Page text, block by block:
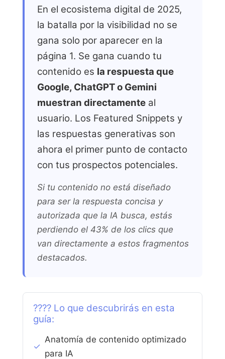
En el ecosistema digital de 2025,
la batalla por la visibilidad no se
gana solo por aparecer en la
página 1. Se gana cuando tu
contenido es la respuesta que
Google, ChatGPT o Gemini
muestran directamente al
usuario. Los Featured Snippets y
las respuestas generativas son
ahora el primer punto de contacto
con tus prospectos potenciales.
Si tu contenido no está diseñado
para ser la respuesta concisa y
autorizada que la IA busca, estás
perdiendo el 43% de los clics que
van directamente a estos fragmentos
destacados.
???? Lo que descubrirás en esta
guía:
✓
Anatomía de contenido optimizado
para IA